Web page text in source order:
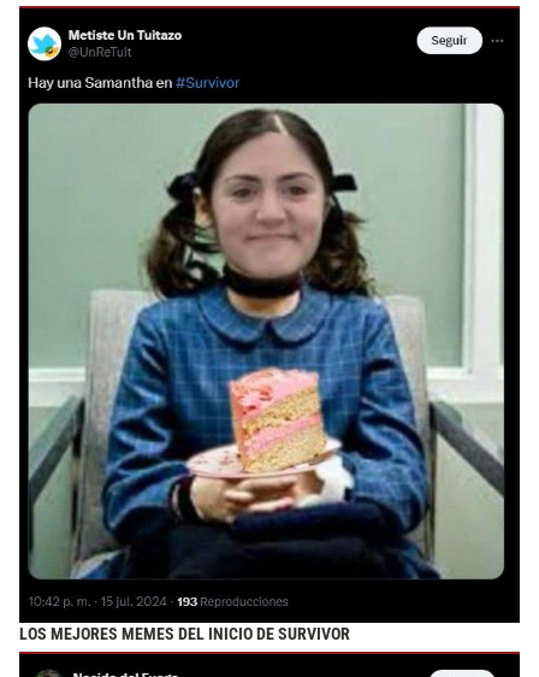
LOS MEJORES MEMES DEL INICIO DE SURVIVOR